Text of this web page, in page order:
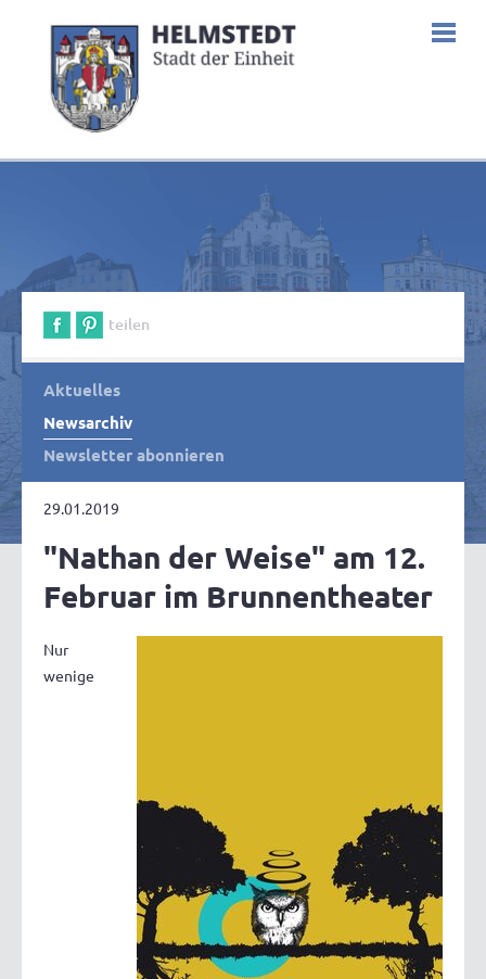
teilen
Aktuelles
Newsarchiv
Newsletter abonnieren
29.01.2019
"Nathan der Weise" am 12.
Februar im Brunnentheater
Nur
wenige